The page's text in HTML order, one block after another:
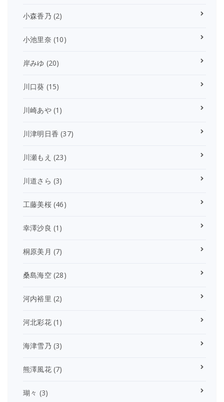
小森香乃 (2)
小池里奈 (10)
岸みゆ (20)
川口葵 (15)
川崎あや(1)
川津明日香 (37)
川瀬もえ (23)
川道さら (3)
工藤美桜(46)
幸澤沙良 (1)
桐原美月 (7)
桑島海空(28)
河内裕里 (2)
河北彩花(1)
海津雪乃 (3)
熊澤風花(7)
瑚々 (3)